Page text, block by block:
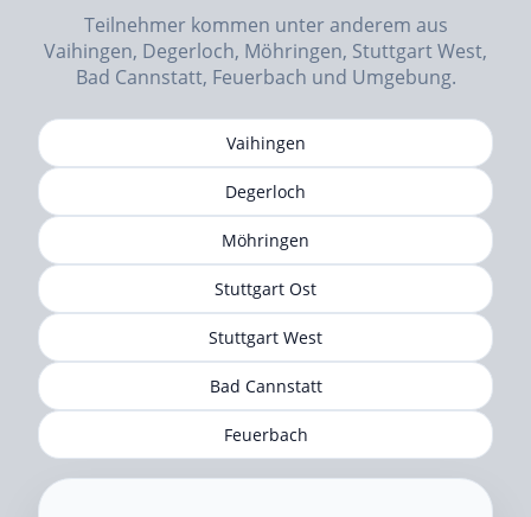
Teilnehmer kommen unter anderem aus
Vaihingen, Degerloch, Möhringen, Stuttgart West,
Bad Cannstatt, Feuerbach und Umgebung.
Vaihingen
Degerloch
Möhringen
Stuttgart Ost
Stuttgart West
Bad Cannstatt
Feuerbach